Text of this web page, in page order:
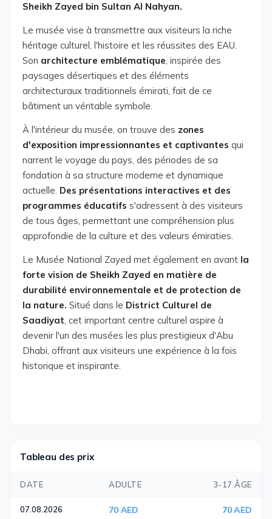
Sheikh Zayed bin Sultan Al Nahyan.
Le musée vise à transmettre aux visiteurs la riche
héritage culturel, l'histoire et les réussites des EAU.
Son architecture emblématique, inspirée des
paysages désertiques et des éléments
architecturaux traditionnels émirati, fait de ce
bâtiment un véritable symbole.
À l'intérieur du musée, on trouve des zones
d'exposition impressionnantes et captivantes qui
narrent le voyage du pays, des périodes de sa
fondation à sa structure moderne et dynamique
actuelle. Des présentations interactives et des
programmes éducatifs s'adressent à des visiteurs
de tous âges, permettant une compréhension plus
approfondie de la culture et des valeurs émiraties.
Le Musée National Zayed met également en avant la
forte vision de Sheikh Zayed en matière de
durabilité environnementale et de protection de
la nature. Situé dans le District Culturel de
Saadiyat, cet important centre culturel aspire à
devenir l'un des musées les plus prestigieux d'Abu
Dhabi, offrant aux visiteurs une expérience à la fois
historique et inspirante.
Tableau des prix
DATE ADULTE 3-17 ÂGE
07.08.2026 70 AED 70 AED